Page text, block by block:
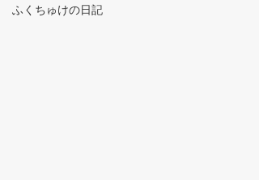
ふくちゅけの日記